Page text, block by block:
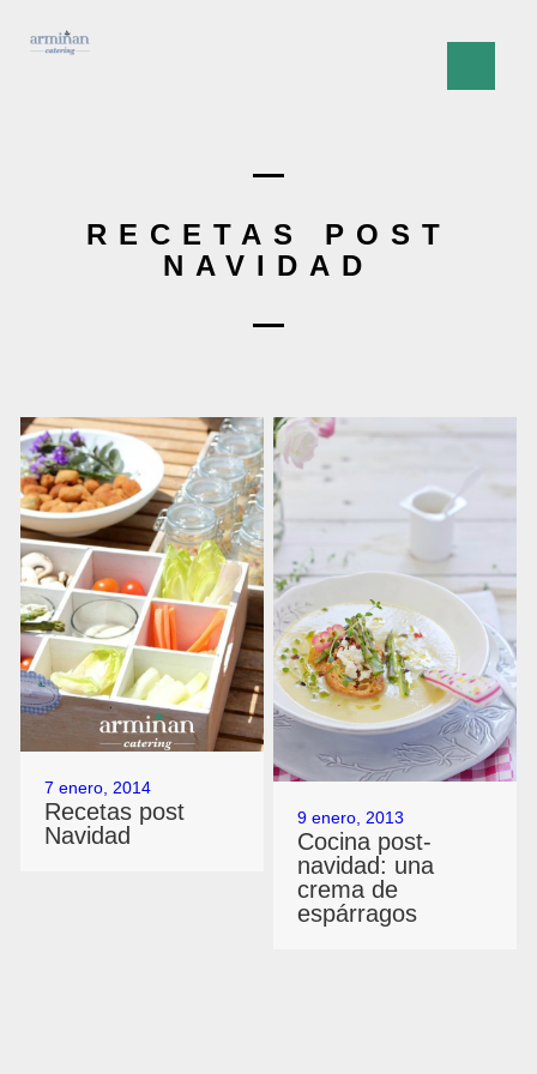
RECETAS POST
NAVIDAD
7 enero, 2014
Recetas post
Navidad
9 enero, 2013
Cocina post-
navidad: una
crema de
espárragos